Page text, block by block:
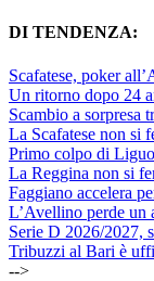
DI TENDENZA:
Scafatese, poker
Un ritorno dopo 24
Scambio a sorpresa
La Scafatese non si
Primo colpo di
La Reggina non si
Faggiano accelera
L’Avellino perde un
Serie D 2026/2027,
Tribuzzi al Bari è
-->